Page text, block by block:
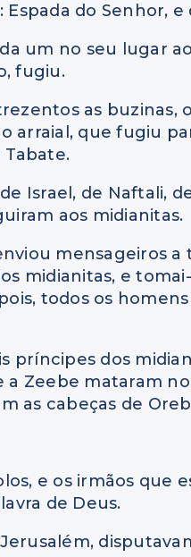
do Senhor, e
um no seu lugar
fugiu.
as
arraial, que fugiu
Tabate.
Israel, de Naftali,
aos midianitas.
mensageiros
midianitas, e
todos os
príncipes dos
a Zeebe mataram
as cabeças de
e os irmãos
de Deus.